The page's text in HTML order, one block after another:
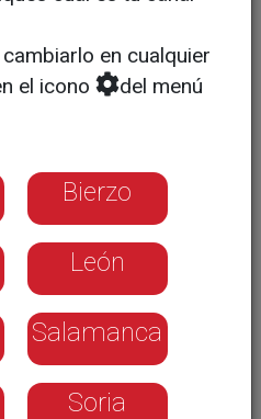
en cualquier
el icono
del menú
Bierzo
León
Salamanca
Soria